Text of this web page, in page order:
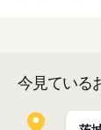
今見ている